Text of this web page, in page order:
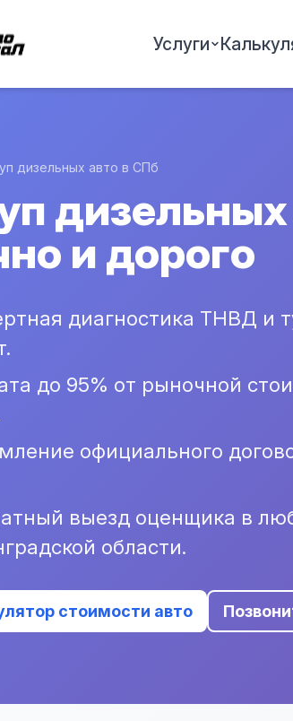
Услуги
дизельных авто в СПб
и дорого
диагностика ТНВД и
до 95% от рыночной
официального
выезд оценщика в
области.
стоимости авто